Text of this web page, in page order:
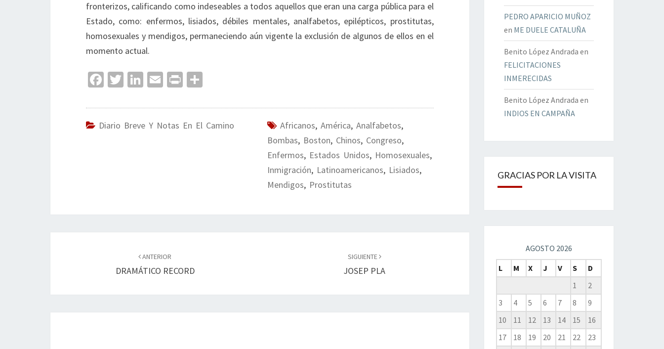
fronterizos, calificando como indeseables a todos aquellos que eran una carga pública para el
Estado, como: enfermos, lisiados, débiles mentales, analfabetos, epilépticos, prostitutas,
homosexuales y mendigos, permaneciendo aún vigente la exclusión de algunos de ellos en el
momento actual.
Fa
b
o
T
tt
er
Li
ke
dI
E
ai
l
Pr
t
m
p
Diario Breve Y Notas En El Camino Africanos, América, Analfabetos,
Bombas, Boston, Chinos, Congreso,
Enfermos, Estados Unidos, Homosexuales,
Inmigración, Latinoamericanos, Lisiados,
Mendigos, Prostitutas
ANTERIOR
DRAMÁTICO RECORD
SIGUIENTE
JOSEP PLA
PEDRO APARICIO MUÑOZ
en ME DUELE CATALUÑA
Benito López Andrada en
FELICITACIONES
INMERECIDAS
Benito López Andrada en
INDIOS EN CAMPAÑA
GRACIAS POR LA VISITA
AGOSTO 2026
L
M X J V S
D
1
2
3
4 5 6 7 8
9
10
11 12 13 14 15
16
17
18 19 20 21 22
23